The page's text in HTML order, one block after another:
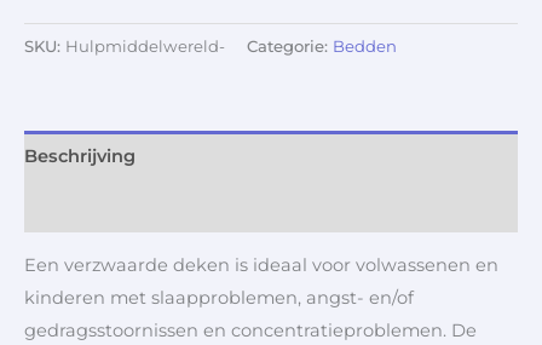
SKU: Hulpmiddelwereld- Categorie: Bedden
Beschrijving
Een verzwaarde deken is ideaal voor volwassenen en
kinderen met slaapproblemen, angst- en/of
gedragsstoornissen en concentratieproblemen. De